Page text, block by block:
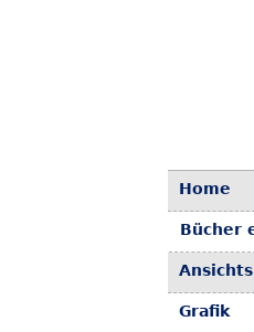
Home
Bücher
Grafik